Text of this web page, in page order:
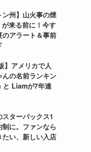
ン州】山火事の煙
が来る前に！今す
のアラート＆事前
】アメリカで人
んの名前ランキン
と Liamが7年連
スターバックス1
に。ファンなら
たい、新しい入店